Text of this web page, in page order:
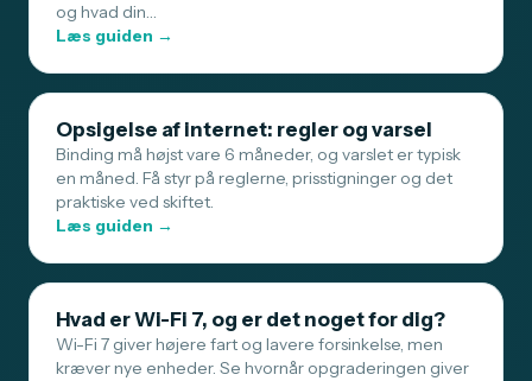
og hvad din…
Læs guiden →
Opsigelse af internet: regler og varsel
Binding må højst vare 6 måneder, og varslet er typisk
en måned. Få styr på reglerne, prisstigninger og det
praktiske ved skiftet.
Læs guiden →
Hvad er Wi-Fi 7, og er det noget for dig?
Wi-Fi 7 giver højere fart og lavere forsinkelse, men
kræver nye enheder. Se hvornår opgraderingen giver